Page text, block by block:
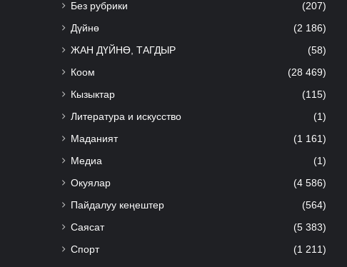
Без рубрики (207)
Дүйнө (2 186)
ЖАН ДҮЙНӨ, ТАГДЫР (58)
Коом (28 469)
Кызыктар (115)
Литература и искусство (1)
Маданият (1 161)
Медиа (1)
Окуялар (4 586)
Пайдалуу кеңештер (564)
Саясат (5 383)
Спорт (1 211)